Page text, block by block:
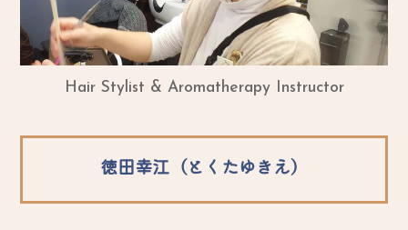
Hair Stylist & Aromatherapy Instructor
徳田幸江（とくたゆきえ）